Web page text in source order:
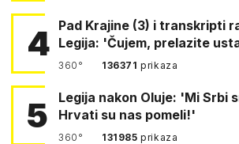
4 Pad Krajine (3) i transkripti
Legija: 'Čujem, prelazite
360° 136371prikaza
5
Legija nakon Oluje: 'Mi Srbi
Hrvati su nas pomeli!'
360° 131985prikaza